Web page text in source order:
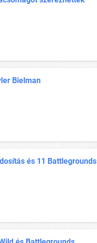
Bielman
és 11 Battlegrounds